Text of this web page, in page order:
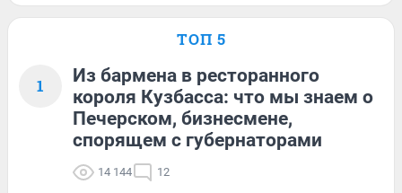
ТОП 5
1
Из бармена в ресторанного
короля Кузбасса: что мы знаем о
Печерском, бизнесмене,
спорящем с губернаторами
14 144 12